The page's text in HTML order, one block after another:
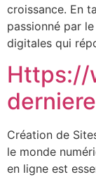
croissance. En
passionné par
digitales qui
Https://
Création de
le monde
en ligne est